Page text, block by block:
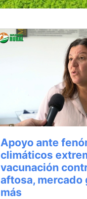
Apoyo ante
climáticos
vacunación
aftosa, mercado
más